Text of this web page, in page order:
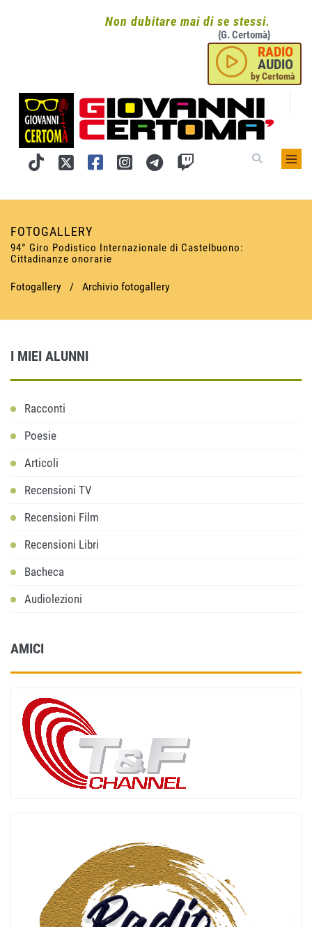
Non dubitare mai di se stessi.
{G. Certomà}
RADIO
AUDIO
by Certomà
FOTOGALLERY
94° Giro Podistico Internazionale di Castelbuono:
Cittadinanze onorarie
Fotogallery / Archivio fotogallery
I MIEI ALUNNI
Racconti
Poesie
Articoli
Recensioni TV
Recensioni Film
Recensioni Libri
Bacheca
Audiolezioni
AMICI